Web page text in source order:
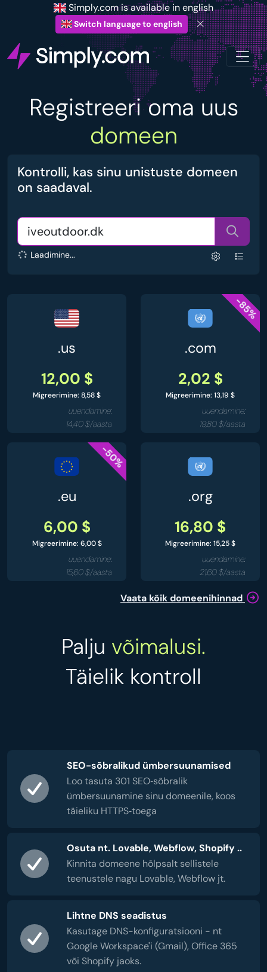
Simply.com is available in english
Switch language to english
Registreeri oma uus
domeen
Kontrolli, kas sinu unistuste domeen
on saadaval.
Laadimine...
.us
12,00 $
Migreerimine: 8,58 $
uuendamine:
14,40 $/aasta
-85%
.com
2,02 $
Migreerimine: 13,19 $
uuendamine:
19,80 $/aasta
-50%
.eu
6,00 $
Migreerimine: 6,00 $
uuendamine:
15,60 $/aasta
.org
16,80 $
Migreerimine: 15,25 $
uuendamine:
21,60 $/aasta
Vaata kõik domeenihinnad
Palju võimalusi.
Täielik kontroll
SEO-sõbralikud ümbersuunamised
Loo tasuta 301 SEO‑sõbralik
ümbersuunamine sinu domeenile, koos
täieliku HTTPS‑toega
Osuta nt. Lovable, Webflow, Shopify ..
Kinnita domeene hõlpsalt sellistele
teenustele nagu Lovable, Webflow jt.
Lihtne DNS seadistus
Kasutage DNS-konfiguratsiooni - nt
Google Workspace'i (Gmail), Office 365
või Shopify jaoks.